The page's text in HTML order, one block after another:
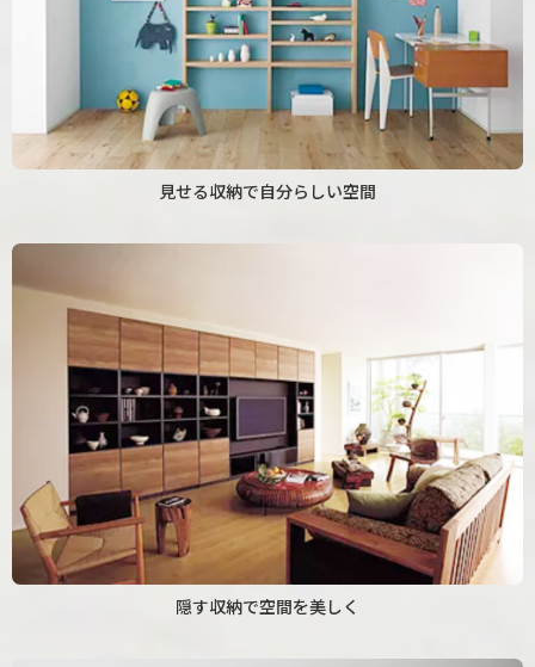
見せる収納で自分らしい空間
隠す収納で空間を美しく